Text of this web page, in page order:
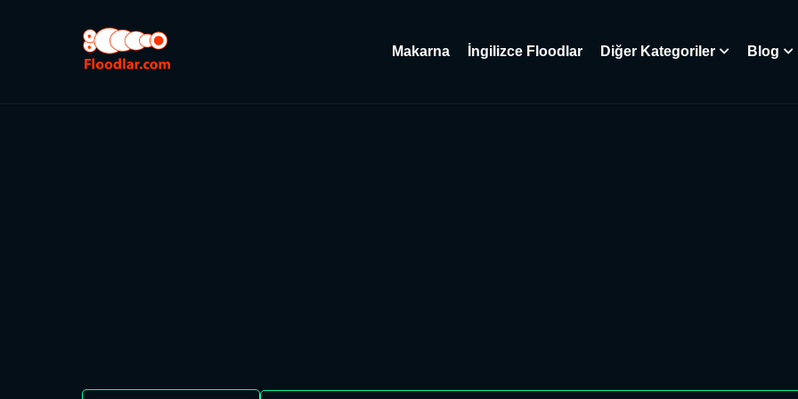
Makarna İngilizce Floodlar Diğer Kategoriler Blog